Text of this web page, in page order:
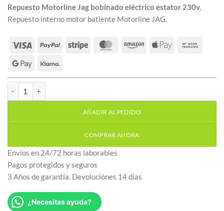
Repuesto Motorline Jag bobinado eléctrico estator 230v.
Repuesto interno motor batiente Motorline JAG.
Repuesto Motorline Jag bobinado eléctrico estator 230v cantidad
AÑADIR AL PEDIDO
COMPRAR AHORA
Envíos en 24/72 horas laborables
Pagos protegidos y seguros
3 Años de garantía. Devoluciónes 14 días
¿Necesitas ayuda?